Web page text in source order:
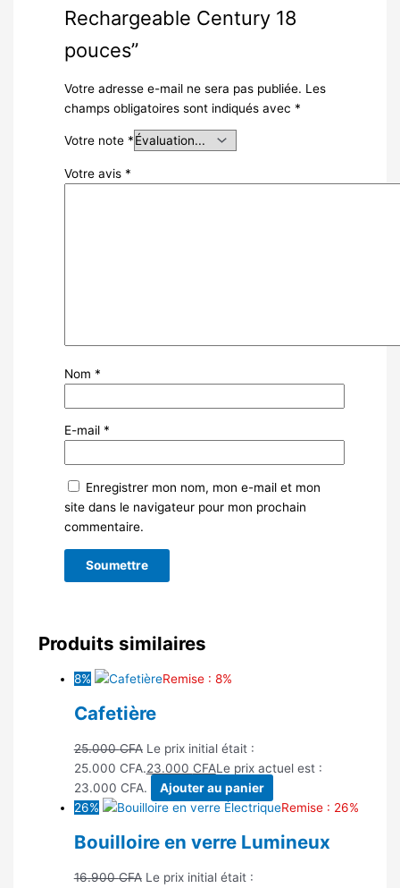
Rechargeable Century 18
pouces”
Votre adresse e-mail ne sera pas publiée. Les
champs obligatoires sont indiqués avec *
Votre note *
Votre avis *
Nom *
E-mail *
Enregistrer mon nom, mon e-mail et mon
site dans le navigateur pour mon prochain
commentaire.
Produits similaires
8% Remise : 8%
Cafetière
25.000CFA Le prix initial était :
25.000 CFA.23.000 CFALe prix actuel est :
23.000 CFA.
Ajouter au panier
26%
Remise : 26%
Bouilloire en verre Lumineux
16.900CFA Le prix initial était :